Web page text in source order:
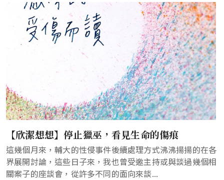
【欣潔想想】停止獵巫，看見生命的傷痕
這幾個月來，輔大的性侵事件後續處理方式沸沸揚揚的在各
界展開討論，這些日子來，我也曾受邀主持或與談過幾個相
關案子的座談會，從許多不同的面向來談...